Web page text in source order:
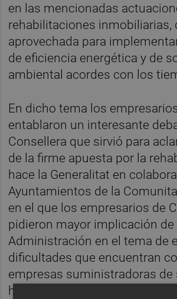
en las mencionadas
rehabilitaciones inmobiliarias,
aprovechada para
de eficiencia energética y de
ambiental acordes con los
En dicho tema los
entablaron un interesante
Consellera que sirvió para
de la firme apuesta por la
hace la Generalitat en
Ayuntamientos de la
en el que los empresarios de
pidieron mayor implicación de
Administración en el tema de
dificultades que encuentran
empresas suministradoras de
hora de poder llevar a cabo